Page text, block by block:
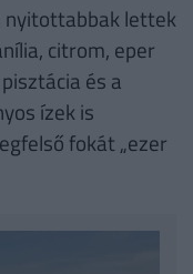
nyitottabbak lettek
citrom, eper
és a
ízek is
fokát „ezer